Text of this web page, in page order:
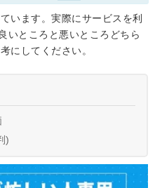
います。実際にサービスを利
いところと悪いところどちら
にしてください。
)